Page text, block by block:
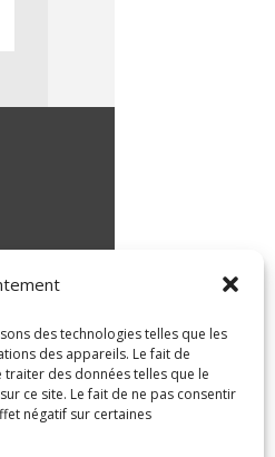
des technologies telles que les
des appareils. Le fait de
des données telles que le
ce site. Le fait de ne pas consentir
négatif sur certaines